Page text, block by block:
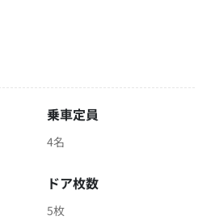
乗車定員
4名
ドア枚数
5枚